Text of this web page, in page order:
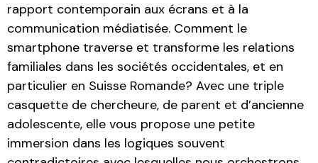
rapport contemporain aux écrans et à la
communication médiatisée. Comment le
smartphone traverse et transforme les relations
familiales dans les sociétés occidentales, et en
particulier en Suisse Romande? Avec une triple
casquette de chercheure, de parent et d’ancienne
adolescente, elle vous propose une petite
immersion dans les logiques souvent